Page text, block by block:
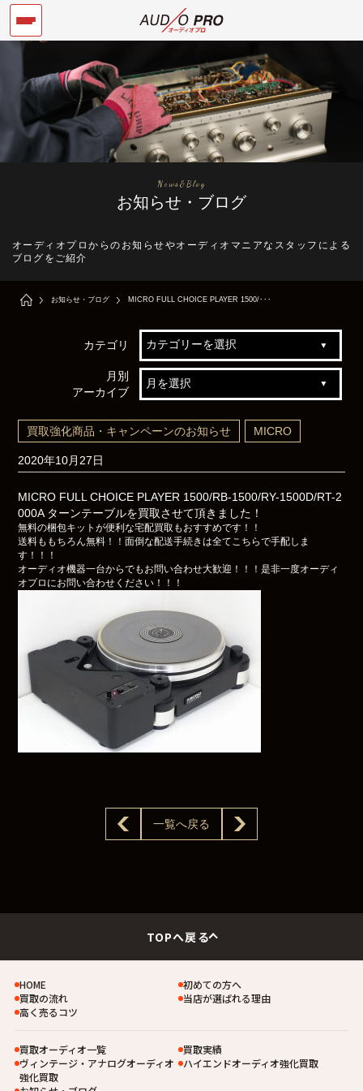
News&Blog
お知らせ・ブログ
オーディオプロからのお知らせやオーディオマニアなスタッフによる
ブログをご紹介
お知らせ・ブログ MICRO FULL CHOICE PLAYER 1500/･･･
カテゴリ
月別
アーカイブ
買取強化商品・キャンペーンのお知らせ MICRO
2020年10月27日
MICRO FULL CHOICE PLAYER 1500/RB-1500/RY-1500D/RT-2
000A ターンテーブルを買取させて頂きました！
無料の梱包キットが便利な宅配買取もおすすめです！！
送料ももちろん無料！！面倒な配送手続きは全てこちらで手配しま
す！！！
オーディオ機器一台からでもお問い合わせ大歓迎！！！是非一度オーディ
オプロにお問い合わせください！！！
一覧へ戻る
TOPへ戻る
HOME
初めての方へ
買取の流れ
当店が選ばれる理由
高く売るコツ
買取オーディオ一覧
買取実績
ヴィンテージ・アナログオーディオ
強化買取
ハイエンドオーディオ強化買取